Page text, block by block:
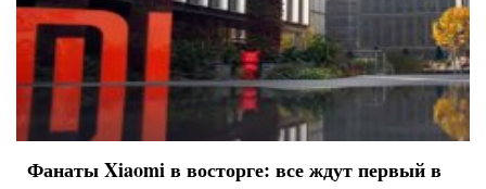
Фанаты Xiaomi в восторге: все ждут первый в